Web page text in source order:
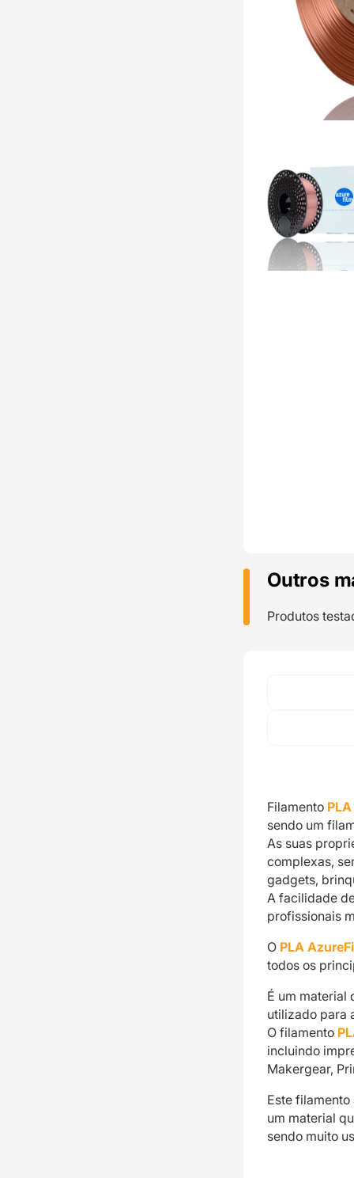
Outros
Produtos
Filamento
sendo um
As suas
complexas,
gadgets,
A facilidade
profissionais
O PLA
todos os
É um material
utilizado para
O filamento
incluindo
Makergear,
Este
um material
sendo muito